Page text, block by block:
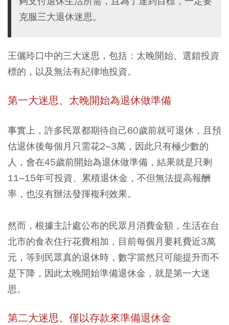
克服三大退休迷思。
王儷玲口中的三大迷思，包括：太晚開始、選錯投資
標的，以及無法有紀律地投資。
第一大迷思、太晚開始為退休做準備
事實上，許多民眾都期待自己60歲前就可退休，且預
估退休後每個月只需花2~3萬，因此只有極少數的
人，會在45歲前開始為退休做準備，結果就是只剩
11~15年可投資、累積退休金，不但無法提高報酬
率，也沒有辦法發揮複利效果。
然而，根據主計處公布的民眾月消費金額， 生活在台
北市的食衣住行花費相加，目前每個月要耗費近3萬
元，等到民眾真的退休時，數字當然只可能提升而不
是下降 ，因此太晚開始準備退休金，就是第一大迷
思。
第二大迷思、僅以存款來準備退休金